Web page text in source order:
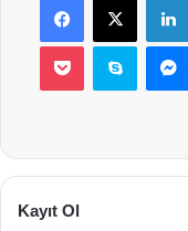
Pocket Skype
Kayıt Ol